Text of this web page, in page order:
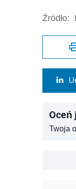
Źródło:
Oceń
Twoja